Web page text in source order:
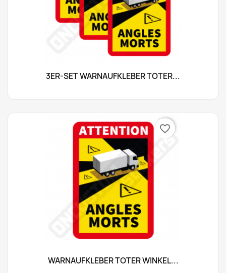
3ER-SET WARNAUFKLEBER TOTER...
WARNAUFKLEBER TOTER WINKEL...
favorite_border